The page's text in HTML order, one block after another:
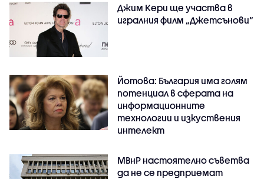
Джим Кери ще участва в
игралния филм „Джетсънови“
Йотова: България има голям
потенциал в сферата на
информационните
технологии и изкуствения
интелект
МВнР настоятелно съветва
да не се предприемат